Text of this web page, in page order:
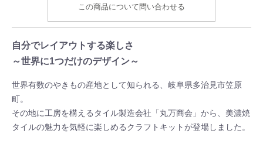
この商品について問い合わせる
自分でレイアウトする楽しさ
～世界に1つだけのデザイン～
世界有数のやきもの産地として知られる、岐阜県多治見市笠原
町。
その地に工房を構えるタイル製造会社「丸万商会」から、美濃焼
タイルの魅力を気軽に楽しめるクラフトキットが登場しました。